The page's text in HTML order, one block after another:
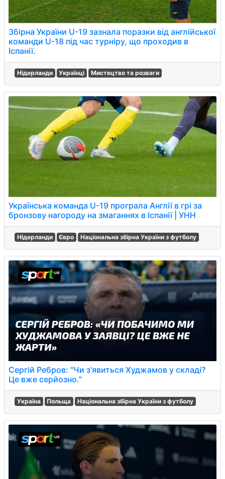
Збірна України U-19 зазнала поразки від англійської
команди U-18 під час турніру, що проходив в
Іспанії.
Нідерланди Українці Мистецтво та розваги
Українська команда U-19 програла Англії в грі за
бронзову нагороду на змаганнях в Іспанії | УНН
Нідерланди Євро Національна збірна України з футболу
Сергій Ребров: "Чи з'явиться Худжамов у складі?
Це вже серйозно."
Україна Польща Національна збірна України з футболу